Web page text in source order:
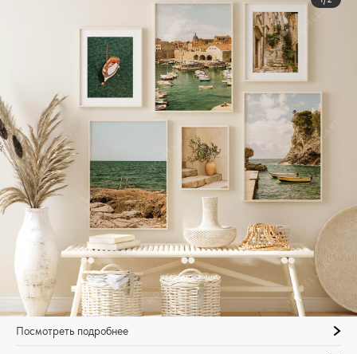
Посмотреть подробнее